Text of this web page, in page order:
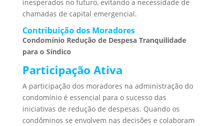
inesperados no futuro, evitando a necessidade de
chamadas de capital emergencial.
Contribuição dos Moradores
Condomínio Redução de Despesa Tranquilidade
para o Síndico
Participação Ativa
A participação dos moradores na administração do
condomínio é essencial para o sucesso das
iniciativas de redução de despesas. Quando os
condôminos se envolvem nas decisões e colaboram